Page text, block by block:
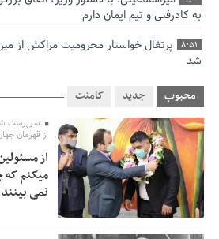
به کادرفنی و تیم ایمان دارم
8:51
شد
فریدون جیرانی: اکبر عبدی حیف شد
0:58
تسهیلات اشتغالزایی در اختیار
اولویت‌های گیلان پرداخت شود
2:53
زمان جلسه سرنوشت‌ساز هیات رئیسه
قلعه‌نویی مشخص شد
2:50
دفتر رهبر انقلاب: مطالب خارج از
محبوب جدید کامنت
سرپرست
از قهرمان
از
میکنم که
نمی بینند